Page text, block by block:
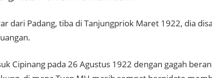
dari Padang, tiba di Tanjungpriok Maret 1922, dia
Cipinang pada 26 Agustus 1922 dengan gagah